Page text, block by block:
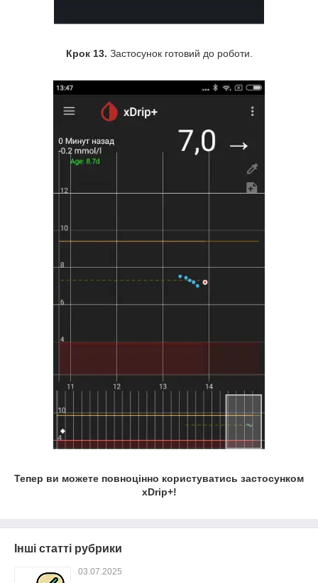
Крок 13. Застосунок готовий до роботи.
Тепер ви можете повноцінно користуватись застосунком
xDrip+!
Інші статті рубрики
03.07.2025